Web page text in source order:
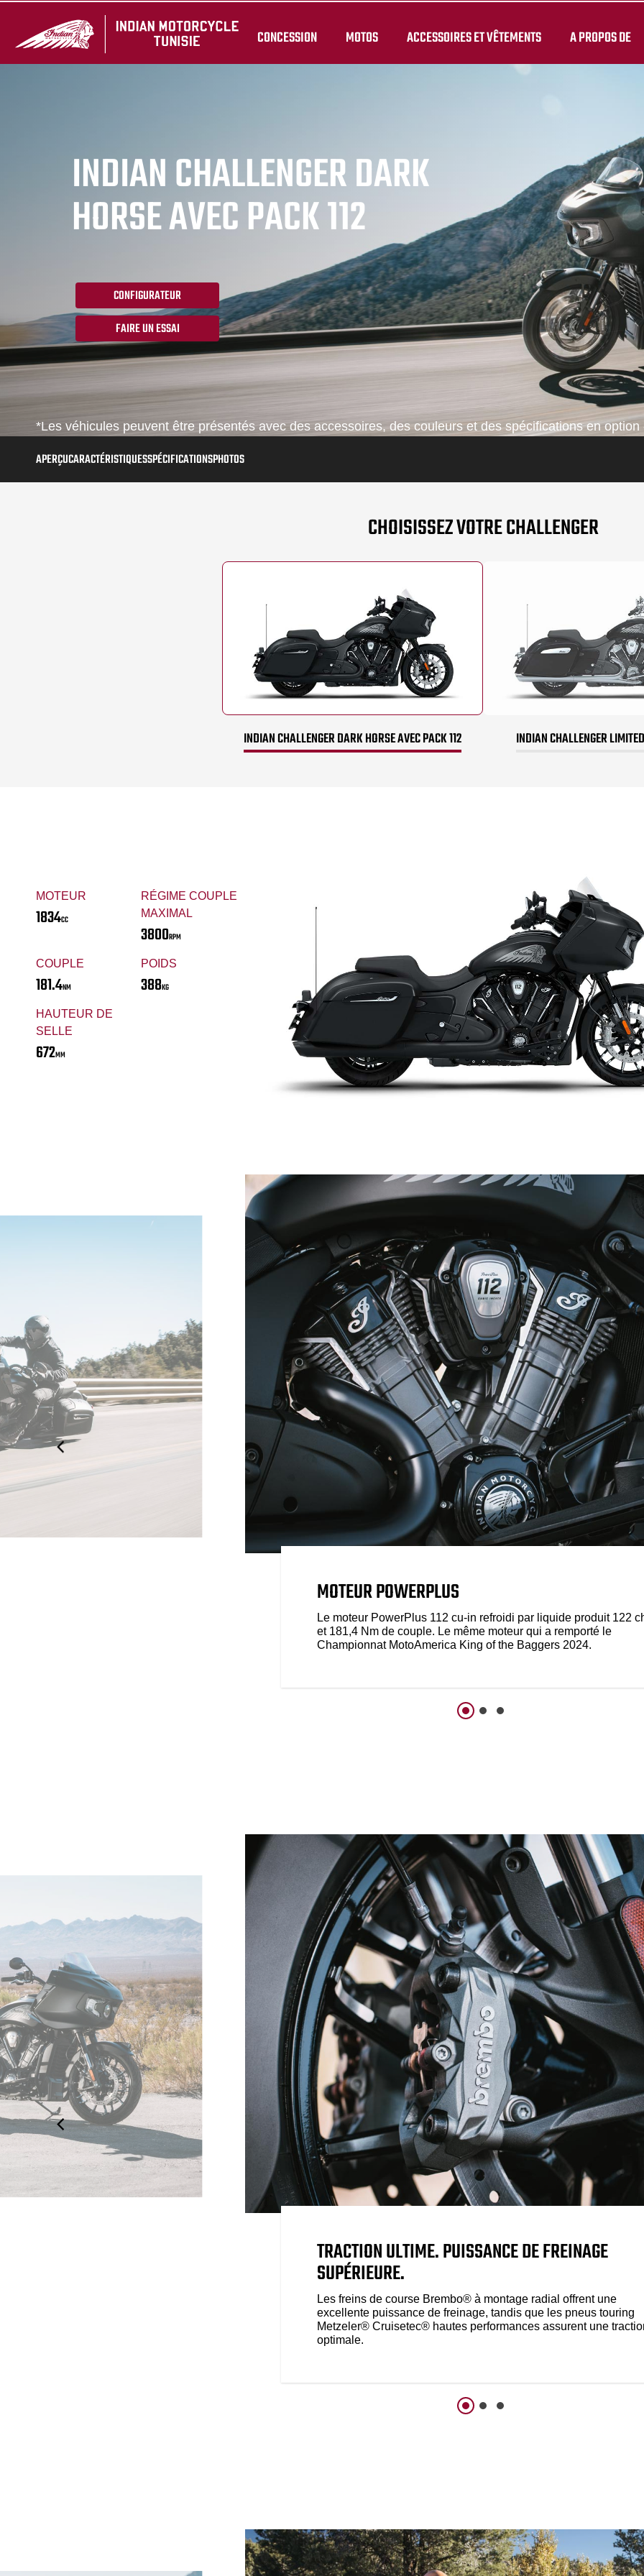
CONCESSION MOTOS ACCESSOIRES ET VÊTEMENTS A PROPOS DE
INDIAN CHALLENGER DARK
HORSE AVEC PACK 112
CONFIGURATEUR
FAIRE UN ESSAI
*Les véhicules peuvent être présentés avec des accessoires, des couleurs et des spécifications en
APERÇUCARACTÉRISTIQUESSPÉCIFICATIONSPHOTOS
CHOISISSEZ VOTRE CHALLENGER
INDIAN CHALLENGER DARK HORSE AVEC PACK 112 INDIAN CHALLENGER
MOTEUR
1834CC
RÉGIME COUPLE
MAXIMAL
3800RPM
COUPLE
181.4NM
POIDS
388KG
HAUTEUR DE
SELLE
672MM
MOTEUR POWERPLUS
Le moteur PowerPlus 112 cu-in refroidi par liquide produit 122
et 181,4 Nm de couple. Le même moteur qui a remporté le
Championnat MotoAmerica King of the Baggers 2024.
TRACTION ULTIME. PUISSANCE DE FREINAGE
SUPÉRIEURE.
Les freins de course Brembo® à montage radial offrent une
excellente puissance de freinage, tandis que les pneus touring
Metzeler® Cruisetec® hautes performances assurent une
optimale.